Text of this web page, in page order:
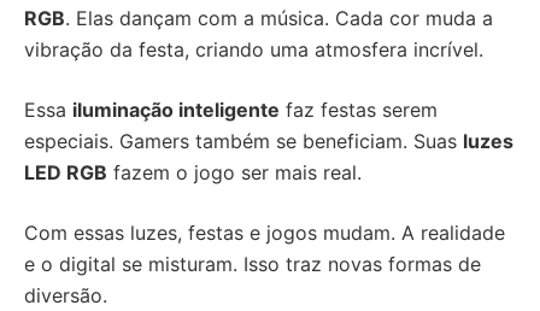
RGB. Elas dançam com a música. Cada cor muda a
vibração da festa, criando uma atmosfera incrível.
Essa iluminação inteligente faz festas serem
especiais. Gamers também se beneficiam. Suas luzes
LED RGB fazem o jogo ser mais real.
Com essas luzes, festas e jogos mudam. A realidade
e o digital se misturam. Isso traz novas formas de
diversão.